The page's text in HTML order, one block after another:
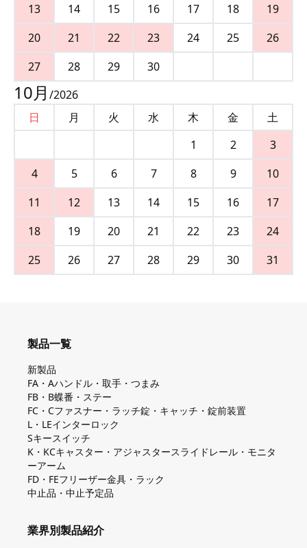
13
14 15 16 17 18
19
20
21 22 23 24 25
26
27
28 29 30
10月 /2026
日
月 火 水 木 金
土
1
2
3
4
5 6 7 8 9
10
11
12 13 14 15 16
17
18
19 20 21 22 23
24
25
26 27 28 29 30 31
製品一覧
新製品
FA・Aハンドル・取手・つまみ
FB・B蝶番・ステー
FC・Cファスナー・ラッチ錠・キャッチ・錠前装置
L・LEインターロック
Sキースイッチ
K・KCキャスター・アジャスタースライドレール・モニタ
ーアーム
FD・FEフリーザー金具・ラック
中止品・中止予定品
業界別製品紹介